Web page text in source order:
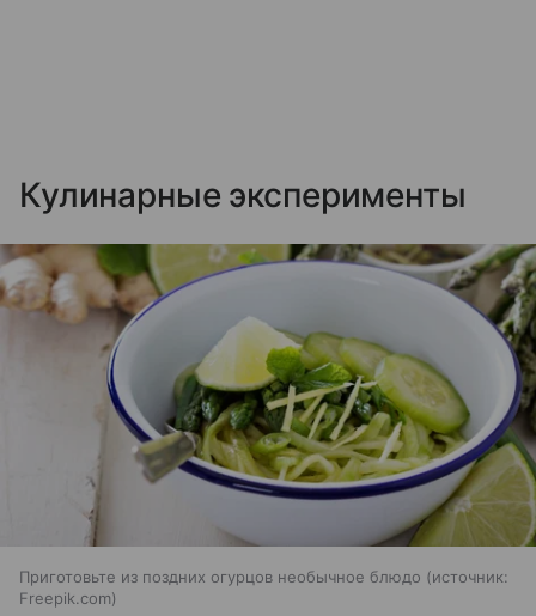
Кулинарные эксперименты
Приготовьте из поздних огурцов необычное блюдо
источник:
Freepik.com